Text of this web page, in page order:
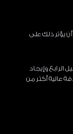
وبدون أن يؤثر ذلك على
وإيجاد
عالية أكثر من